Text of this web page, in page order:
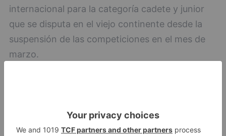
internacional para la categoría cadete y junior
que se disputa en el viejo continente desde la
suspensión de las competiciones en el mes de
marzo.